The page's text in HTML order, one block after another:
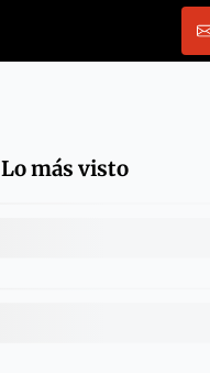
Lo más visto